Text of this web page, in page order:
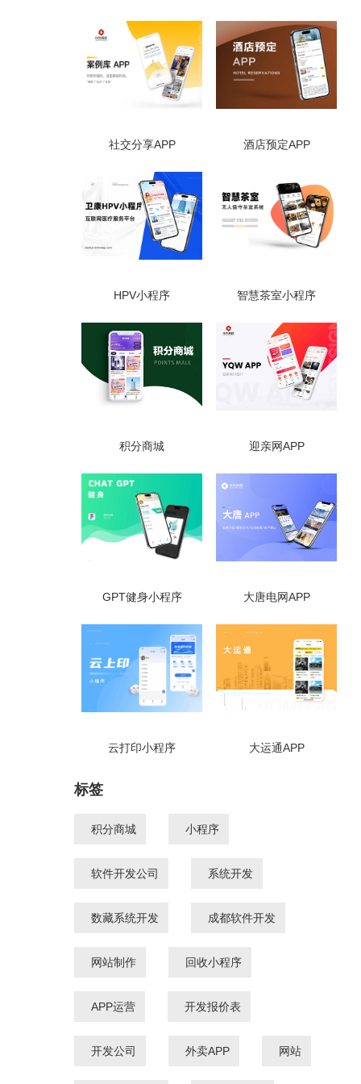
社交分享APP 酒店预定APP
HPV小程序 智慧茶室小程序
积分商城 迎亲网APP
GPT健身小程序 大唐电网APP
云打印小程序 大运通APP
标签
积分商城 小程序
软件开发公司 系统开发
数藏系统开发 成都软件开发
网站制作 回收小程序
APP运营 开发报价表
开发公司 外卖APP 网站